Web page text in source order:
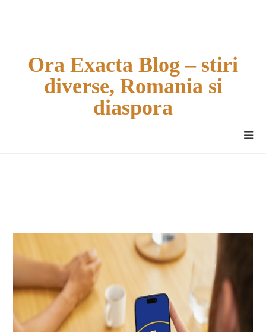
Ora Exacta Blog – stiri
diverse, Romania si
diaspora